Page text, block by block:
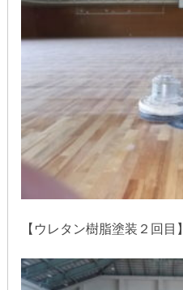
【ウレタン樹脂塗装２回目】